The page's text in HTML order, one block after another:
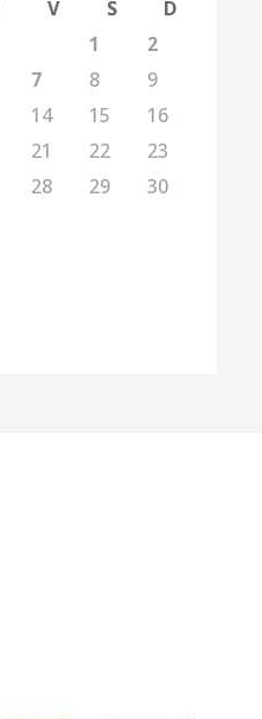
V S
D
1
2
7 8
9
14 15
16
21 22
23
28 29
30